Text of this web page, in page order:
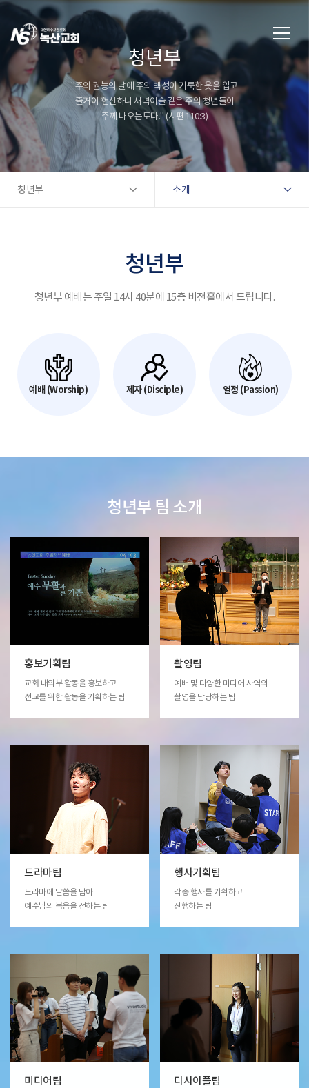
청년부
"주의 권능의 날에 주의 백성이 거룩한 옷을 입고
즐거이 헌신하니 새벽이슬 같은 주의 청년들이
주께 나오는도다." (시편 110:3)
청년부 소개
청년부
청년부 예배는 주일 14시 40분에 15층 비전홀에서 드립니다.
예배 (Worship) 제자 (Disciple) 열정 (Passion)
청년부 팀 소개
홍보기획팀
교회 내외부 활동을 홍보하고
선교를 위한 활동을 기획하는 팀
촬영팀
예배 및 다양한 미디어 사역의
촬영을 담당하는 팀
드라마팀
드라마에 말씀을 담아
예수님의 복음을 전하는 팀
행사기획팀
각종 행사를 기획하고
진행하는 팀
미디어팀 디사이플팀